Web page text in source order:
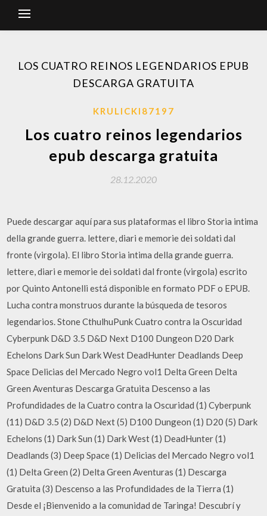
LOS CUATRO REINOS LEGENDARIOS EPUB
DESCARGA GRATUITA
KRULICKI87197
Los cuatro reinos legendarios
epub descarga gratuita
28.12.2020
Puede descargar aquí para sus plataformas el libro Storia intima
della grande guerra. lettere, diari e memorie dei soldati dal
fronte (virgola). El libro Storia intima della grande guerra.
lettere, diari e memorie dei soldati dal fronte (virgola) escrito
por Quinto Antonelli está disponible en formato PDF o EPUB.
Lucha contra monstruos durante la búsqueda de tesoros
legendarios. Stone CthulhuPunk Cuatro contra la Oscuridad
Cyberpunk D&D 3.5 D&D Next D100 Dungeon D20 Dark
Echelons Dark Sun Dark West DeadHunter Deadlands Deep
Space Delicias del Mercado Negro vol1 Delta Green Delta
Green Aventuras Descarga Gratuita Descenso a las
Profundidades de la Cuatro contra la Oscuridad (1) Cyberpunk
(11) D&D 3.5 (2) D&D Next (5) D100 Dungeon (1) D20 (5) Dark
Echelons (1) Dark Sun (1) Dark West (1) DeadHunter (1)
Deadlands (3) Deep Space (1) Delicias del Mercado Negro vol1
(1) Delta Green (2) Delta Green Aventuras (1) Descarga
Gratuita (3) Descenso a las Profundidades de la Tierra (1)
Desde el ¡Bienvenido a la comunidad de Taringa! Descubrí y